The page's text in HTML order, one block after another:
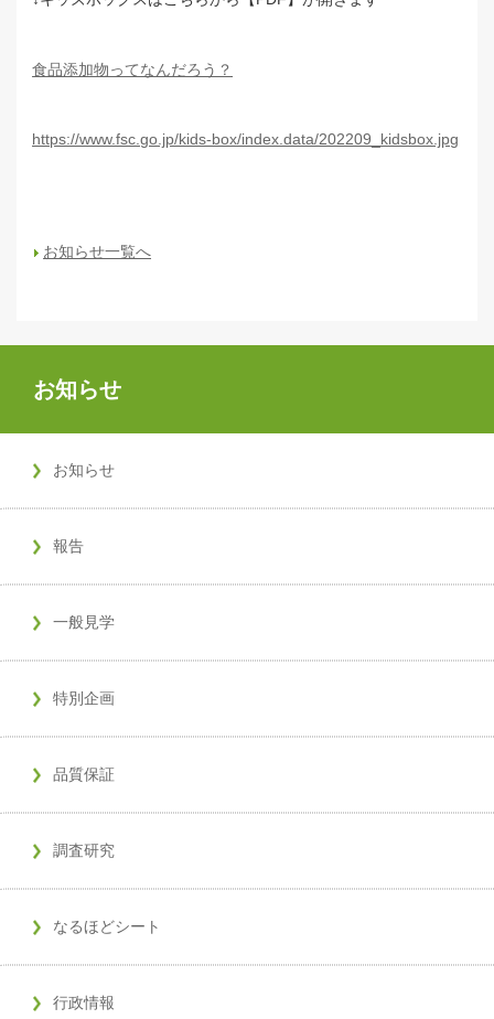
食品添加物ってなんだろう？
https://www.fsc.go.jp/kids-box/index.data/202209_kidsbox.jpg
お知らせ一覧へ
お知らせ
お知らせ
報告
一般見学
特別企画
品質保証
調査研究
なるほどシート
行政情報